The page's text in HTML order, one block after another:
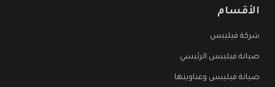
الأقسام
شركة فيليبس
صيانة فيليبس الرئيسي
صيانة فيليبس وعناوينها